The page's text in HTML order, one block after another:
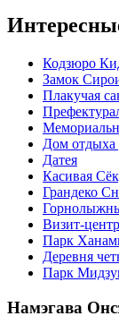
Кодзюро
Замок
Плакучая
Дом отдыха
Датея
Касивая
Грандеко
Визит-
Парк
Деревня
Парк
Намэгава